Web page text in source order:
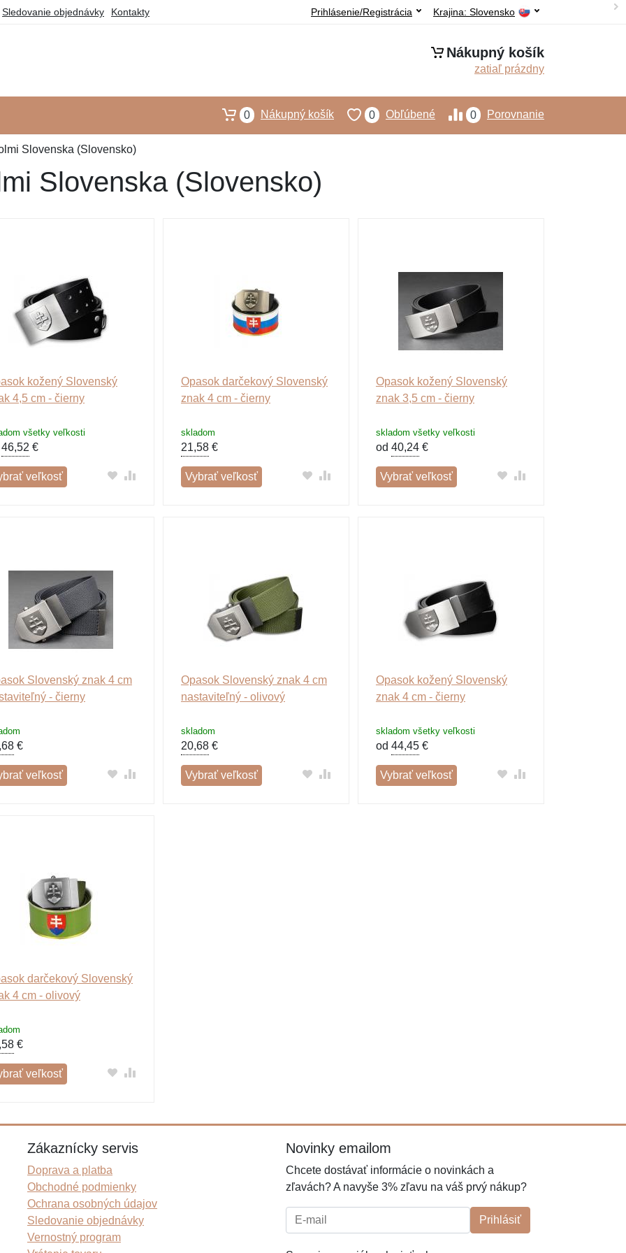
Sledovanie objednávky Kontakty Krajina: Slovensko
Prihlásenie/Registrácia
Nákupný košík
zatiaľ prázdny
0 Porovnanie
0 Obľúbené
0 Nákupný košík
Slovenska (Slovensko)
Slovenska (Slovensko)
kožený Slovenský
4,5 cm - čierny
všetky veľkosti
46,52 €
veľkosť
Opasok darčekový Slovenský
znak 4 cm - čierny
skladom
21,58€
Vybrať veľkosť
Opasok kožený Slovenský
znak 3,5 cm - čierny
skladom všetky veľkosti
od 40,24€
Vybrať veľkosť
Slovenský znak 4 cm
- čierny
€
veľkosť
Opasok Slovenský znak 4 cm
nastaviteľný - olivový
skladom
20,68€
Vybrať veľkosť
Opasok kožený Slovenský
znak 4 cm - čierny
skladom všetky veľkosti
od 44,45€
Vybrať veľkosť
darčekový Slovenský
4 cm - olivový
€
veľkosť
Zákaznícky servis
Doprava a platba
Obchodné podmienky
Ochrana osobných údajov
Sledovanie objednávky
Vernostný program
Novinky emailom
Chcete dostávať informácie o novinkách a
zľavách? A navyše 3% zľavu na váš prvý nákup?
E-mail: Prihlásiť